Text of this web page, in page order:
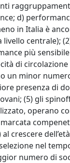
d)
in Italia è
livello centrale);
più
di
un minor
presenza di
(5) gli
operano
crescere
nel
numero di